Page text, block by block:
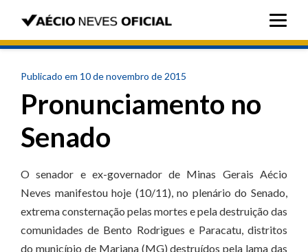
Publicado em 10 de novembro de 2015
Pronunciamento no
Senado
O senador e ex-governador de Minas Gerais Aécio
Neves manifestou hoje (10/11), no plenário do Senado,
extrema consternação pelas mortes e pela destruição das
comunidades de Bento Rodrigues e Paracatu, distritos
do município de Mariana (MG) destruídos pela lama das